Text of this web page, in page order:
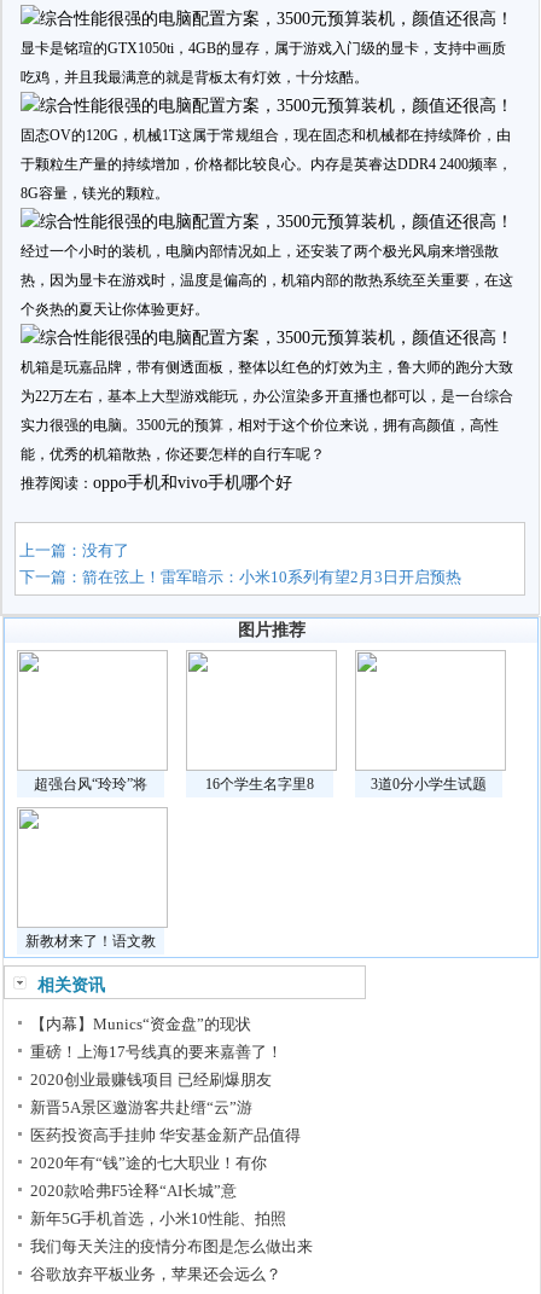
显卡是铭瑄的GTX1050ti，4GB的显存，属于游戏入门级的显卡，支持中画质
吃鸡，并且我最满意的就是背板太有灯效，十分炫酷。
固态OV的120G，机械1T这属于常规组合，现在固态和机械都在持续降价，由
于颗粒生产量的持续增加，价格都比较良心。内存是英睿达DDR4 2400频率，
8G容量，镁光的颗粒。
经过一个小时的装机，电脑内部情况如上，还安装了两个极光风扇来增强散
热，因为显卡在游戏时，温度是偏高的，机箱内部的散热系统至关重要，在这
个炎热的夏天让你体验更好。
机箱是玩嘉品牌，带有侧透面板，整体以红色的灯效为主，鲁大师的跑分大致
为22万左右，基本上大型游戏能玩，办公渲染多开直播也都可以，是一台综合
实力很强的电脑。3500元的预算，相对于这个价位来说，拥有高颜值，高性
能，优秀的机箱散热，你还要怎样的自行车呢？
推荐阅读： oppo手机和vivo手机哪个好
上一篇：没有了
下一篇：箭在弦上！雷军暗示：小米10系列有望2月3日开启预热
图片推荐
超强台风“玲玲”将 16个学生名字里8 3道0分小学生试题
新教材来了！语文教
相关资讯
【内幕】Munics“资金盘”的现状
重磅！上海17号线真的要来嘉善了！
2020创业最赚钱项目 已经刷爆朋友
新晋5A景区邀游客共赴缙“云”游
医药投资高手挂帅 华安基金新产品值得
2020年有“钱”途的七大职业！有你
2020款哈弗F5诠释“AI长城”意
新年5G手机首选，小米10性能、拍照
我们每天关注的疫情分布图是怎么做出来
谷歌放弃平板业务，苹果还会远么？